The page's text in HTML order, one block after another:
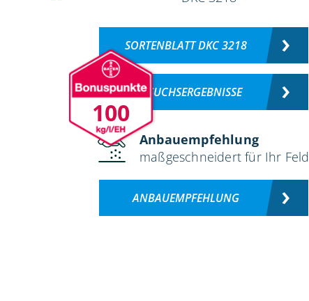
100
SORTENBLATT DKC 3218
VERSUCHSERGEBNISSE
Anbauempfehlung
maßgeschneidert für Ihr Feld
ANBAUEMPFEHLUNG